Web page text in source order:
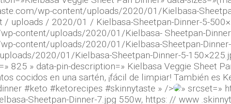
wp-content/uploads/2020/01/Kielbasa-
/ uploads / 2020/01 / Kielbasa-Sheetpan-Dinner-5-
content/uploads/2020/01/Kielbasa- Sheetpan-
content/uploads/2020/01/Kielbasa-Sheetpan-
2020/01/Kielbasa-Sheetpan-Dinner-5-
825 » data-pin-description=» Kielbasa Veggie Sheet
cocidos en una sartén, ¡fácil de limpiar! También es
#keto #ketorecipes #skinnytaste » />
» srcset=»
Sheetpan-Dinner-7.jpg 550w, https: // www